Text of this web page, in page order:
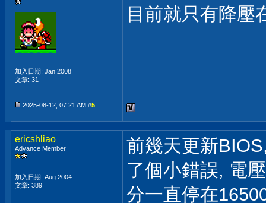
加入日期: Jan 2008
文章: 31
目前就只有降
2025-08-12, 07:21 AM #5
ericshliao
Advance Member
加入日期: Aug 2004
文章: 389
前幾天更新
了個小錯誤, 電
分一直停在